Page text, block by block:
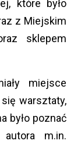
które było
z Miejskim
sklepem
miejsce
warsztaty,
było poznać
m.in.